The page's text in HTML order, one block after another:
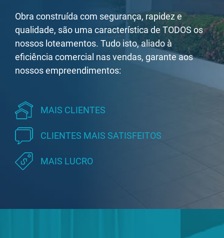
Obra construída com segurança, rapidez e
qualidade, são uma característica de TODOS os
nossos loteamentos. Tudo isto, aliado à
eficiência comercial nas vendas, garante aos
nossos empreendimentos:
MAIS CLIENTES
CLIENTES MAIS SATISFEITOS
MAIS LUCRO